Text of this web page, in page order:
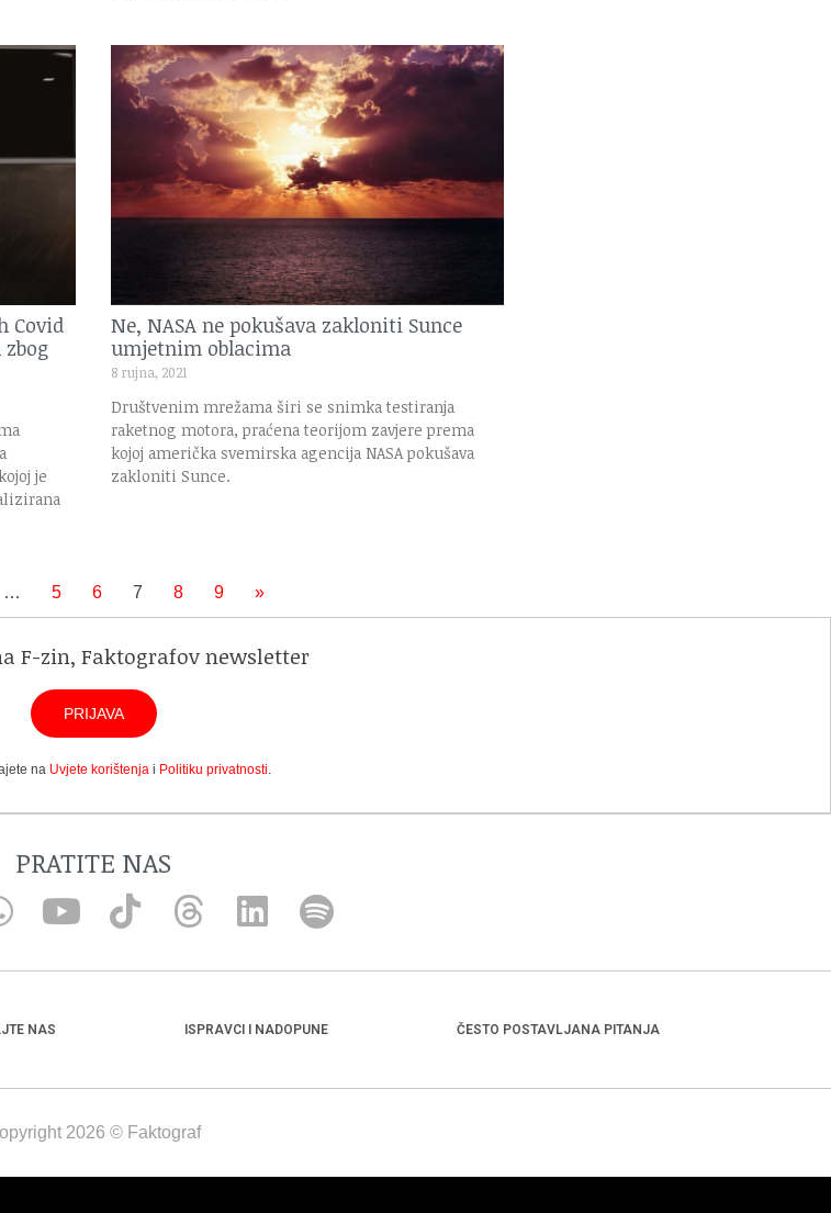
Covid
je
Ne, NASA ne pokušava zakloniti Sunce
umjetnim oblacima
8 rujna, 2021
Društvenim mrežama širi se snimka testiranja
raketnog motora, praćena teorijom zavjere prema
kojoj američka svemirska agencija NASA pokušava
zakloniti Sunce.
… 5 6 7 8 9 »
F-zin, Faktografov newsletter
PRIJAVA
na Uvjete korištenja i Politiku privatnosti
PRATITE NAS
NAS ISPRAVCI I NADOPUNE ČESTO POSTAVLJANA PITANJA
2026 © Faktograf